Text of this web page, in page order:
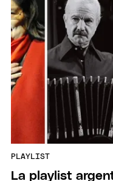
PLAYLIST
La playlist